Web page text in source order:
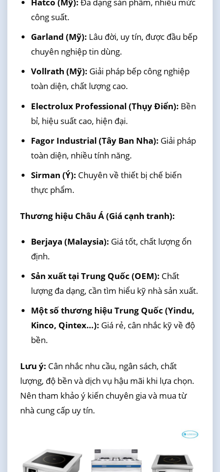
công suất.
Garland (Mỹ): Lâu đời, uy tín, được đầu bếp
chuyên nghiệp tin dùng.
Vollrath (Mỹ): Giải pháp bếp công nghiệp
toàn diện, chất lượng cao.
Electrolux Professional (Thụy Điển): Bền
bỉ, hiệu suất cao, hiện đại.
Fagor Industrial (Tây Ban Nha): Giải pháp
toàn diện, nhiều tính năng.
Sirman (Ý): Chuyên về thiết bị chế biến
thực phẩm.
Thương hiệu Châu Á (Giá cạnh tranh):
Berjaya (Malaysia): Giá tốt, chất lượng ổn
định.
Sản xuất tại Trung Quốc (OEM): Chất
lượng đa dạng, cần tìm hiểu kỹ nhà sản xuất.
Một số thương hiệu Trung Quốc (Yindu,
Kinco, Qintex…): Giá rẻ, cân nhắc kỹ về độ
bền.
Lưu ý: Cân nhắc nhu cầu, ngân sách, chất
lượng, độ bền và dịch vụ hậu mãi khi lựa chọn.
Nên tham khảo ý kiến chuyên gia và mua từ
nhà cung cấp uy tín.